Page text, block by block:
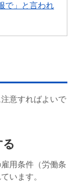
で」と言われ
意すればよいで
用条件（労働条
います。